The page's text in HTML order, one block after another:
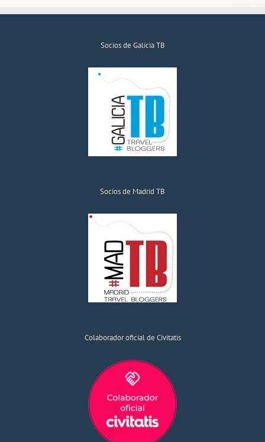
Socios de Galicia TB
Socios de Madrid TB
Colaborador oficial de Civitatis